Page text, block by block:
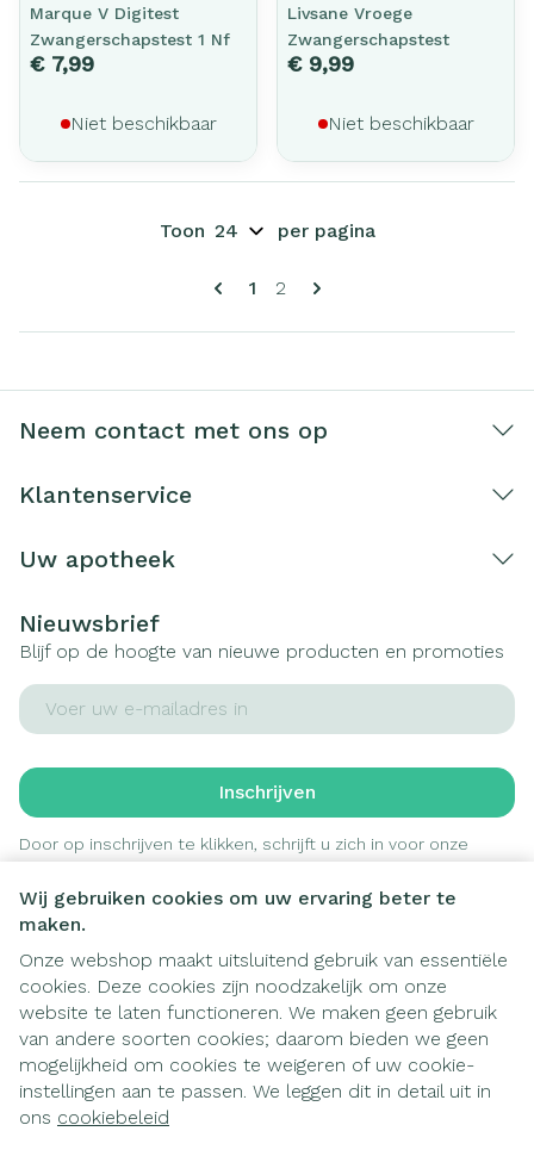
Wij gebruiken cookies om uw ervaring beter te
maken.
Onze webshop maakt uitsluitend gebruik van essentiële
cookies. Deze cookies zijn noodzakelijk om onze
website te laten functioneren. We maken geen gebruik
van andere soorten cookies; daarom bieden we geen
mogelijkheid om cookies te weigeren of uw cookie-
instellingen aan te passen. We leggen dit in detail uit in
ons cookiebeleid
Marque V Digitest
Zwangerschapstest 1 Nf
€ 7,99
Niet beschikbaar
Livsane Vroege
Zwangerschapstest
€ 9,99
Niet beschikbaar
U lees momenteel pagina
1 Pagina
2
Toon per pagina
Neem contact met ons op
Klantenservice
Uw apotheek
Nieuwsbrief
Blijf op de hoogte van nieuwe producten en promoties
E-mail adres
Inschrijven
Door op inschrijven te klikken, schrijft u zich in voor onze
nieuwsbrief en gaat u akkoord met onzeprivacy policy.
Juridische links